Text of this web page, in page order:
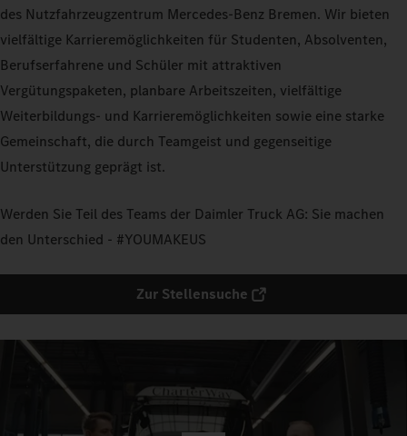
des Nutzfahrzeugzentrum Mercedes-Benz Bremen. Wir bieten
vielfältige Karrieremöglichkeiten für Studenten, Absolventen,
Berufserfahrene und Schüler mit attraktiven
Vergütungspaketen, planbare Arbeitszeiten, vielfältige
Weiterbildungs- und Karrieremöglichkeiten sowie eine starke
Gemeinschaft, die durch Teamgeist und gegenseitige
Unterstützung geprägt ist.
Werden Sie Teil des Teams der Daimler Truck AG: Sie machen
den Unterschied - #YOUMAKEUS
Zur Stellensuche